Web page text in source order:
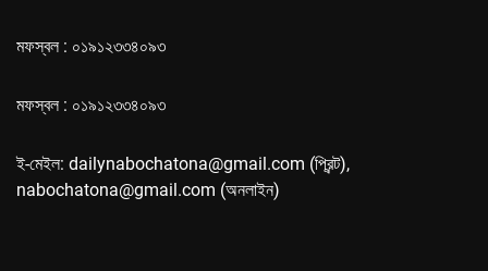
মফস্বল : ০১৯১২৩৩৪০৯৩
মফস্বল : ০১৯১২৩৩৪০৯৩
ই-মেইল: dailynabochatona@gmail.com (প্রিন্ট),
nabochatona@gmail.com (অনলাইন)